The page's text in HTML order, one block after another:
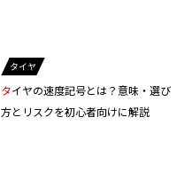
タイヤ
タイヤの速度記号とは？意味・選び
方とリスクを初心者向けに解説